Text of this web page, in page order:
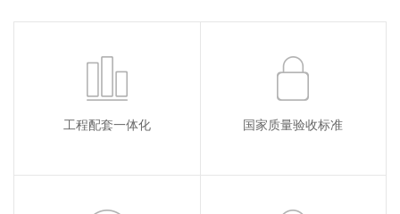
工程配套一体化 国家质量验收标准